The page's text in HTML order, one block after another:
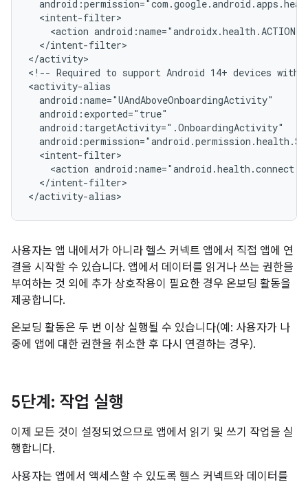
<action
</intent-filter>
</activity>
<!-- Required to support Android 14+ devices with
<action
</intent-filter>
사용자는 앱 내에서가 아니라 헬스 커넥트 앱에서 직접 앱에 연
결을 시작할 수 있습니다. 앱에서 데이터를 읽거나 쓰는 권한을
부여하는 것 외에 추가 상호작용이 필요한 경우 온보딩 활동을
제공합니다.
온보딩 활동은 두 번 이상 실행될 수 있습니다(예: 사용자가 나
중에 앱에 대한 권한을 취소한 후 다시 연결하는 경우).
5단계: 작업 실행
이제 모든 것이 설정되었으므로 앱에서 읽기 및 쓰기 작업을 실
행합니다.
사용자는 앱에서 액세스할 수 있도록 헬스 커넥트와 데이터를